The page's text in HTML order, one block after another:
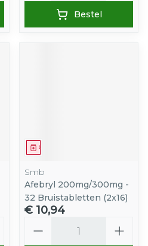
Bestel
Geneesmiddel
Smb
Afebryl 200mg/300mg -
32 Bruistabletten (2x16)
€ 10,94